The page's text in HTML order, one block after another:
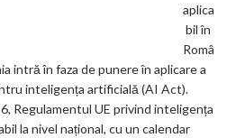
aplica
bil în
Româ
intră în faza de punere în aplicare a
inteligența artificială (AI Act).
Regulamentul UE privind inteligența
la nivel național, cu un calendar